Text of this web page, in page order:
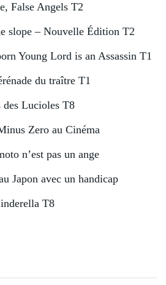
False Angels T2
slope – Nouvelle Édition T2
Young Lord is an Assassin T1
du traître T1
Lucioles T8
Zero au Cinéma
n’est pas un ange
Japon avec un handicap
T8